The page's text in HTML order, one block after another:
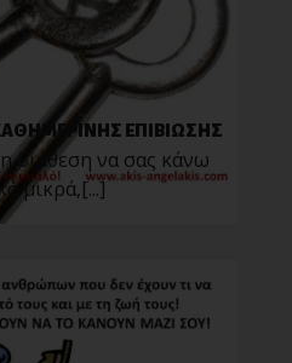
ΚΑΘΗΜΕΡΙΝΗΣ ΕΠΙΒΙΩΣΗΣ
διάθεση να σας κάνω
μικρά,[...]